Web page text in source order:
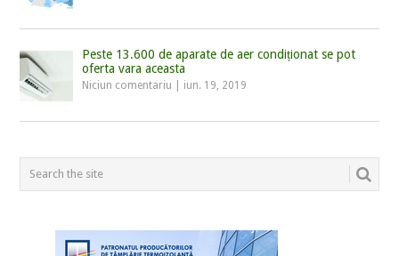
Peste 13.600 de aparate de aer condiționat se pot
oferta vara aceasta
Niciun comentariu iun. 19, 2019